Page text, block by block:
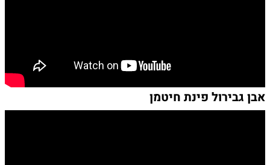
אבן גבירול פינת חיטמן